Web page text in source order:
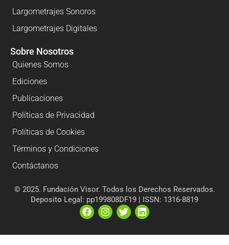
Largometrajes Sonoros
Largometrajes Digitales
Sobre Nosotros
Quienes Somos
Ediciones
Publicaciones
Políticas de Privacidad
Políticas de Cookies
Términos y Condiciones
Contáctanos
© 2025. Fundación Visor. Todos los Derechos Reservados.
Deposito Legal: pp199808DF19 | ISSN: 1316-8819